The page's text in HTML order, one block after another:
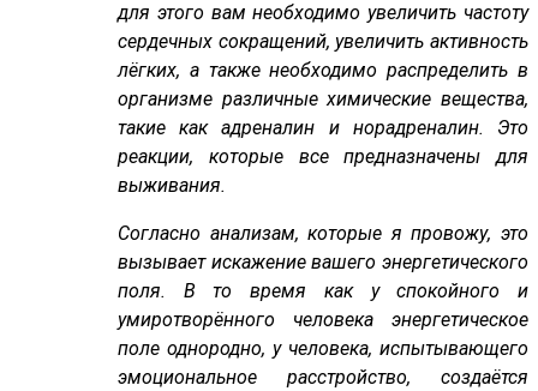
для этого вам необходимо увеличить частоту
сердечных сокращений, увеличить активность
лёгких, а также необходимо распределить в
организме различные химические вещества,
такие как адреналин и норадреналин. Это
реакции, которые все предназначены для
выживания.
Согласно анализам, которые я провожу, это
вызывает искажение вашего энергетического
поля. В то время как у спокойного и
умиротворённого человека энергетическое
поле однородно, у человека, испытывающего
эмоциональное расстройство, создаётся